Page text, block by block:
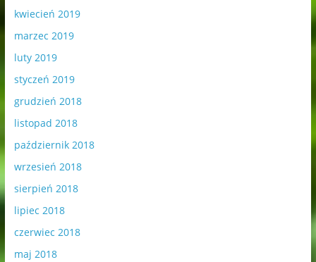
kwiecień 2019
marzec 2019
luty 2019
styczeń 2019
grudzień 2018
listopad 2018
październik 2018
wrzesień 2018
sierpień 2018
lipiec 2018
czerwiec 2018
maj 2018